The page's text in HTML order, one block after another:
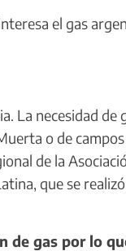
el gas
La necesidad de
o de campos
de la
que se
de gas por lo